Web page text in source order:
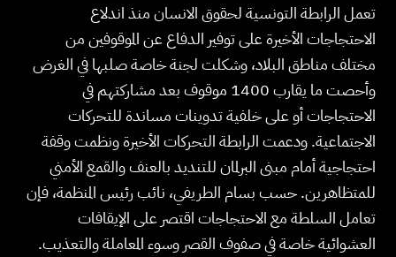
تعمل الرابطة التونسية لحقوق الانسان منذ اندلاع
الاحتجاجات الأخيرة على توفير الدفاع عن الموقوفين من
مختلف مناطق البلاد، وشكلت لجنة خاصة صلبها في الغرض
وأحصت ما يقارب 1400 موقوف بعد مشاركتهم في
الاحتجاجات أو على خلفية تدوينات مساندة للتحركات
الاجتماعية. ودعمت الرابطة التحركات الأخيرة ونظمت وقفة
احتجاجية أمام مبنى البرلمان للتنديد بالعنف والقمع الأمني
للمتظاهرين. حسب بسام الطريفي، نائب رئيس المنظمة، فإن
تعامل السلطة مع الاحتجاجات اقتصر على الإيقافات
العشوائية خاصة في صفوف القصر وسوء المعاملة والتعذيب.